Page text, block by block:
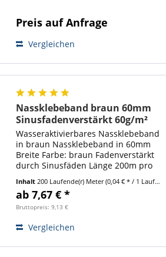
60g/m² Beschichtung durch
Preis auf Anfrage
Vergleichen
Nassklebeband braun 60mm
Sinusfadenverstärkt 60g/m²
200m 2 Fäden (1 Rolle)
Wasseraktivierbares Nassklebeband
in braun Nassklebeband in 60mm
Breite Farbe: braun Fadenverstärkt
durch Sinusfäden Länge 200m pro
Grammatur: 60g/m² Beschichtung
durch Pflanzenleim Caseinfreier
Klebstoff...
Inhalt 200 Laufende(r) Meter(0,04 € * / 1 Laufende(r) Meter)
ab 7,67 € *
Bruttopreis: 9,13 €
Vergleichen